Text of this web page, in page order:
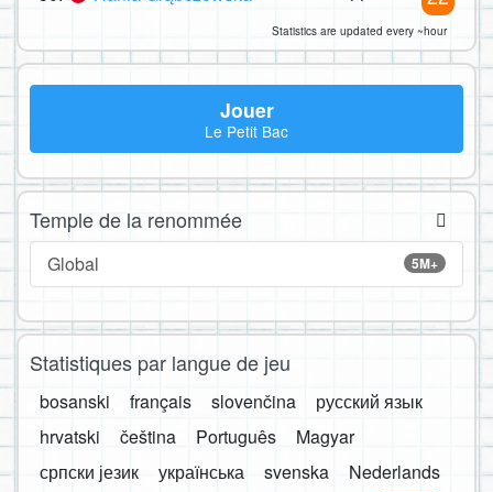
Statistics are updated every ~hour
Jouer
Le Petit Bac
Temple de la renommée
5M+
Global
Statistiques par langue de jeu
bosanski français slovenčina
русский язык
hrvatski
čeština Português
Magyar
српски језик
українська svenska
Nederlands